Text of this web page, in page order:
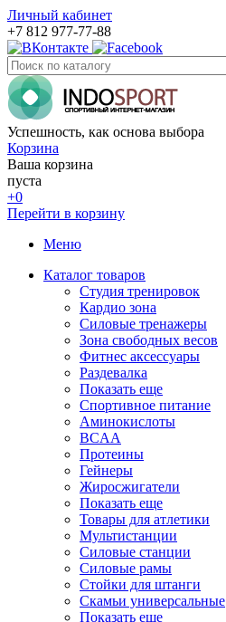
Личный кабинет
+7 812 977-77-88
Успешность, как основа выбора
Корзина
Ваша корзина
пуста
+0
Перейти в корзину
Меню
Каталог товаров
Студия тренировок
Кардио зона
Силовые тренажеры
Зона свободных весов
Фитнес аксессуары
Раздевалка
Показать еще
Спортивное питание
Аминокислоты
BCAA
Протеины
Гейнеры
Жиросжигатели
Показать еще
Товары для атлетики
Мультистанции
Силовые станции
Силовые рамы
Стойки для штанги
Скамьи универсальные
Показать еще